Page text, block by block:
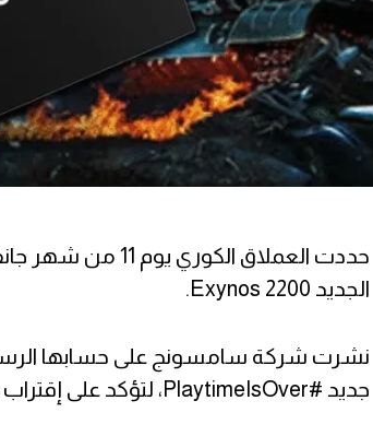
حددت العملاق
الجديد Exynos 2200.
نشرت شركة سامسونج على حسابها
جديد #PlaytimeIsOver، لتؤكد على إقتراب موعد كشف النقاب عن معالجها الجديد.